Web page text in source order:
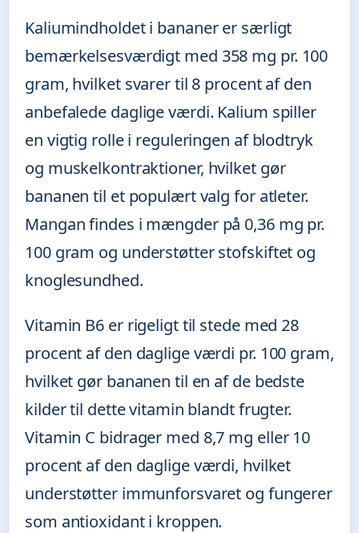
Kaliumindholdet i bananer er særligt
bemærkelsesværdigt med 358 mg pr. 100
gram, hvilket svarer til 8 procent af den
anbefalede daglige værdi. Kalium spiller
en vigtig rolle i reguleringen af blodtryk
og muskelkontraktioner, hvilket gør
bananen til et populært valg for atleter.
Mangan findes i mængder på 0,36 mg pr.
100 gram og understøtter stofskiftet og
knoglesundhed.
Vitamin B6 er rigeligt til stede med 28
procent af den daglige værdi pr. 100 gram,
hvilket gør bananen til en af de bedste
kilder til dette vitamin blandt frugter.
Vitamin C bidrager med 8,7 mg eller 10
procent af den daglige værdi, hvilket
understøtter immunforsvaret og fungerer
som antioxidant i kroppen.